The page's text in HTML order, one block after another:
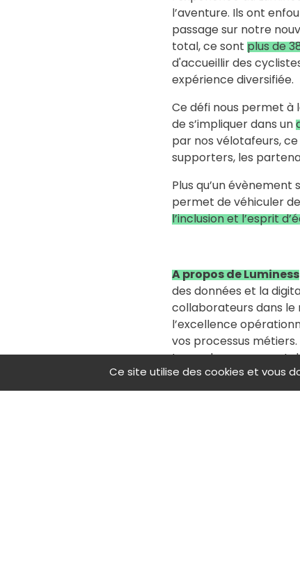
l’aventure. Ils ont
passage sur notre
total, ce sont plus de
d'accueillir des
expérience diversifiée.
Ce défi nous permet à
de s’impliquer dans un
par nos vélotafeurs,
supporters, les
Plus qu’un
permet de véhiculer
l’inclusion et l’esprit
A propos de Luminess
des données et la
collaborateurs dans le
l’excellence
vos processus
types de processus,
mutuelles, les
imposent le traitement
Ce site utilise des cookies et vous